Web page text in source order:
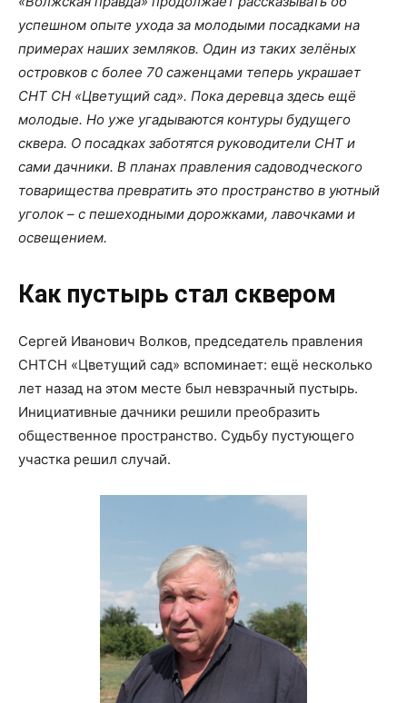
успешном опыте ухода за молодыми посадками на
примерах наших земляков. Один из таких зелёных
островков с более 70 саженцами теперь украшает
СНТ СН «Цветущий сад». Пока деревца здесь ещё
молодые. Но уже угадываются контуры будущего
сквера. О посадках заботятся руководители СНТ и
сами дачники. В планах правления садоводческого
товарищества превратить это пространство в уютный
уголок – с пешеходными дорожками, лавочками и
освещением.
Как пустырь стал сквером
Сергей Иванович Волков, председатель правления
СНТСН «Цветущий сад» вспоминает: ещё несколько
лет назад на этом месте был невзрачный пустырь.
Инициативные дачники решили преобразить
общественное пространство. Судьбу пустующего
участка решил случай.